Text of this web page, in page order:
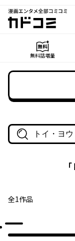
漫画エンタメ全部
カド
無料話増量
作品名・作家名
「
全1作品